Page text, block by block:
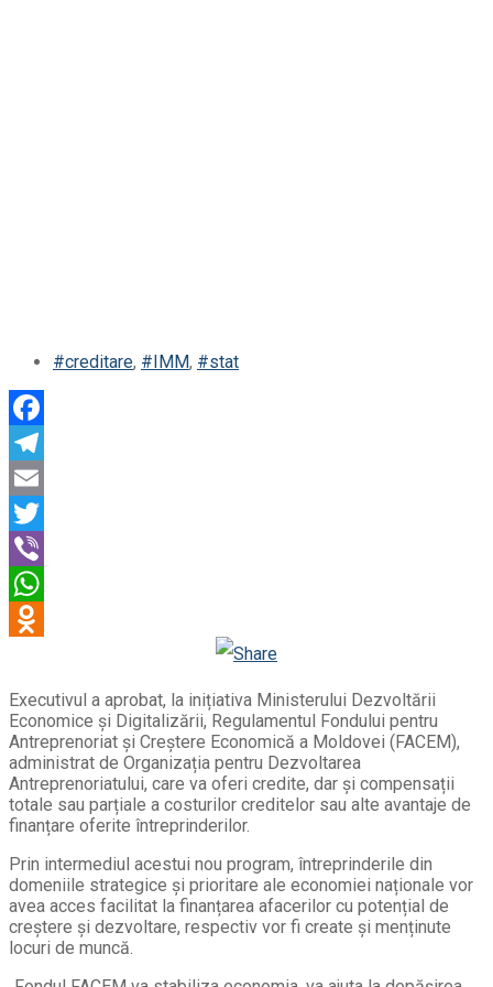
#creditare, #IMM, #stat
Odnoklassniki
Executivul a aprobat, la inițiativa Ministerului Dezvoltării
Economice și Digitalizării, Regulamentul Fondului pentru
Antreprenoriat și Creștere Economică a Moldovei (FACEM),
administrat de Organizația pentru Dezvoltarea
Antreprenoriatului, care va oferi credite, dar și compensații
totale sau parțiale a costurilor creditelor sau alte avantaje de
finanțare oferite întreprinderilor.
Prin intermediul acestui nou program, întreprinderile din
domeniile strategice și prioritare ale economiei naționale vor
avea acces facilitat la finanțarea afacerilor cu potențial de
creștere și dezvoltare, respectiv vor fi create și menținute
locuri de muncă.